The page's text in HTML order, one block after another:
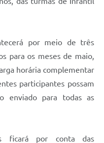
por meio de três
para os meses de maio,
horária complementar
participantes possam
enviado para todas as
ficará por conta das